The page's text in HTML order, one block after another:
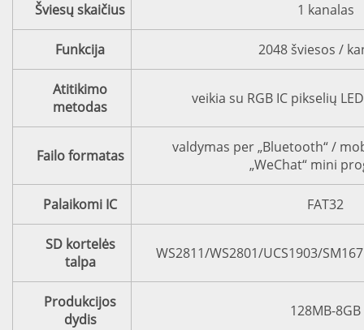
Šviesų skaičius 1 kanalas
Funkcija 2048 šviesos /
Atitikimo
metodas
veikia su RGB IC pikselių
Failo formatas
valdymas per „Bluetooth“ /
„WeChat“ mini
Palaikomi IC FAT32
SD kortelės
talpa
WS2811/WS2801/UCS1903/
Produkcijos
dydis
128MB-8GB